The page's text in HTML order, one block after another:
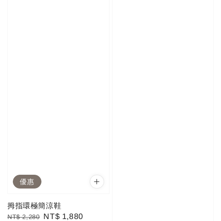
優惠
拇指環極簡涼鞋
Regular
NT$ 2,280 Sale
NT$ 1,880